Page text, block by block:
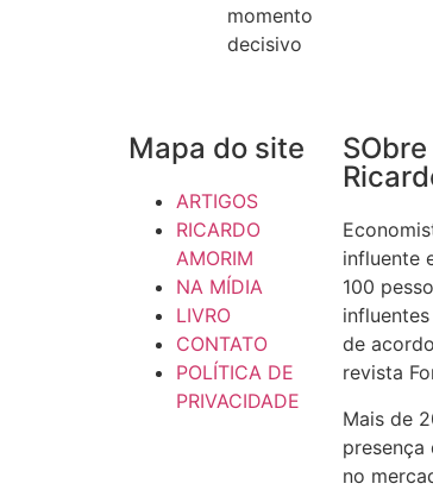
momento
decisivo
Mapa do site
ARTIGOS
RICARDO
AMORIM
NA MÍDIA
LIVRO
CONTATO
POLÍTICA DE
PRIVACIDADE
influente
100
de
revista
Mais de
presença
no